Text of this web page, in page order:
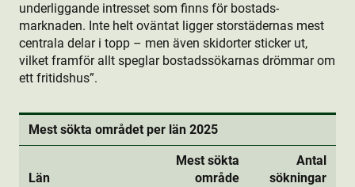
underliggande intresset som finns för bostads­
marknaden. Inte helt oväntat ligger storstädernas mest
centrala delar i topp – men även skidorter sticker ut,
vilket framför allt speglar bostads­sökarnas drömmar om
ett fritidshus”.
Mest sökta området per län 2025
Län
Mest sökta
område
Antal
sökningar